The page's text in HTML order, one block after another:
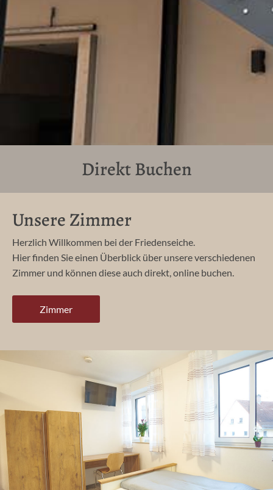
Direkt Buchen
Unsere Zimmer
Herzlich Willkommen bei der Friedenseiche.
Hier finden Sie einen Überblick über unsere verschiedenen
Zimmer und können diese auch direkt, online buchen.
Zimmer